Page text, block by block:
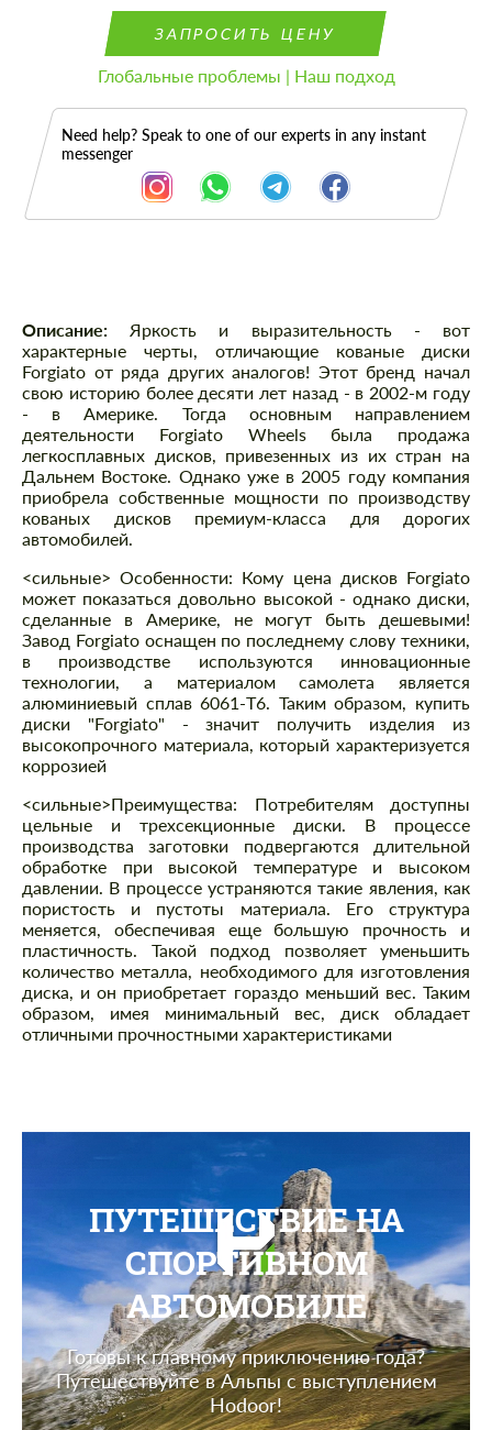
ЗАПРОСИТЬ ЦЕНУ
Глобальные проблемы | Наш подход
Need help? Speak to one of our experts in any instant
messenger
Описание
Описание: Яркость и выразительность - вот
характерные черты, отличающие кованые диски
Forgiato от ряда других аналогов! Этот бренд начал
свою историю более десяти лет назад - в 2002-м году
- в Америке. Тогда основным направлением
деятельности Forgiato Wheels была продажа
легкосплавных дисков, привезенных из их стран на
Дальнем Востоке. Однако уже в 2005 году компания
приобрела собственные мощности по производству
кованых дисков премиум-класса для дорогих
автомобилей.
<сильные> Особенности: Кому цена дисков Forgiato
может показаться довольно высокой - однако диски,
сделанные в Америке, не могут быть дешевыми!
Завод Forgiato оснащен по последнему слову техники,
в производстве используются инновационные
технологии, а материалом самолета является
алюминиевый сплав 6061-T6. Таким образом, купить
диски "Forgiato" - значит получить изделия из
высокопрочного материала, который характеризуется
коррозией
<сильные>Преимущества: Потребителям доступны
цельные и трехсекционные диски. В процессе
производства заготовки подвергаются длительной
обработке при высокой температуре и высоком
давлении. В процессе устраняются такие явления, как
пористость и пустоты материала. Его структура
меняется, обеспечивая еще большую прочность и
пластичность. Такой подход позволяет уменьшить
количество металла, необходимого для изготовления
диска, и он приобретает гораздо меньший вес. Таким
образом, имея минимальный вес, диск обладает
отличными прочностными характеристиками
ПУТЕШЕСТВИЕ НА
СПОРТИВНОМ
АВТОМОБИЛЕ
Готовы к главному приключению года?
Путешествуйте в Альпы с выступлением
Hodoor!